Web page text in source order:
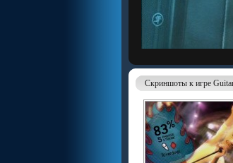
Скриншоты к игре